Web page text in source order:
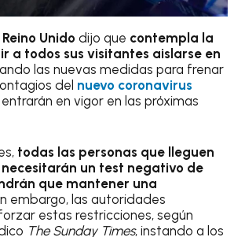
Reino Unido dijo que contempla la
a todos sus visitantes aislarse en
las nuevas medidas para frenar
del nuevo coronavirus
entrarán en vigor en las próximas
todas las personas que lleguen
necesitarán un test negativo de
que mantener una
embargo, las autoridades
estas restricciones, según
The Sunday Times, instando a los